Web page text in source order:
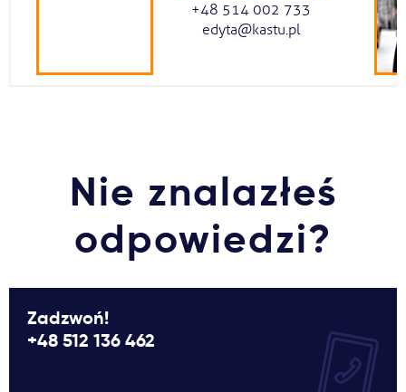
+48 514 002 733
edyta@kastu.pl
Nie znalazłeś
odpowiedzi?
Zadzwoń!
+48 512 136 462